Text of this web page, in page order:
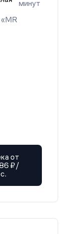
минут
от
₽/